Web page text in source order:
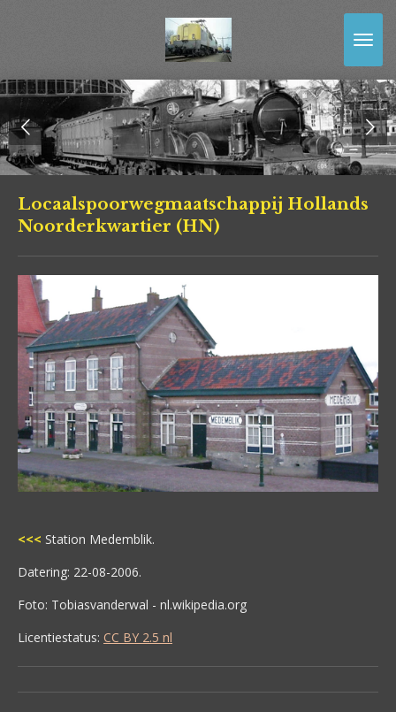
de
hoofdinhoud
Locaalspoorwegmaatschappij Hollands
Noorderkwartier (HN)
<<< Station Medemblik.
Datering: 22-08-2006.
Foto: Tobiasvanderwal - nl.wikipedia.org
Licentiestatus: CC BY 2.5 nl